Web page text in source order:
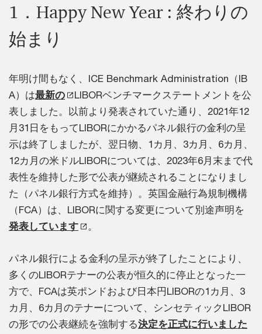
1．Happy New Year : 終わりの
始まり
年明け間もなく、ICE Benchmark Administration（IB
A）は最新の
LIBORベンチマークステートメントを公
表しました。以前より発表されていた通り、2021年12
月31日をもってLIBORにかかるパネル銀行の金利の呈
示は終了しましたが、翌日物、1カ月、3カ月、6カ月、
12カ月の米ドルLIBORについては、2023年6月末まで代
表性を維持した形で公表が継続されることになりまし
た（パネル銀行方式を維持）。英国金融行為規制機構
（FCA）は、LIBORに関する変更について別途声明を
発表しています
。
パネル銀行による金利の呈示が終了したことにより、
多くのLIBORテナーの公表が恒久的に停止となった一
方で、FCAは英ポンドおよび日本円LIBORの1カ月、3
カ月、6カ月のテナーについて、シンセティックLIBOR
の形での公表継続を強制する決定を正式に行いました